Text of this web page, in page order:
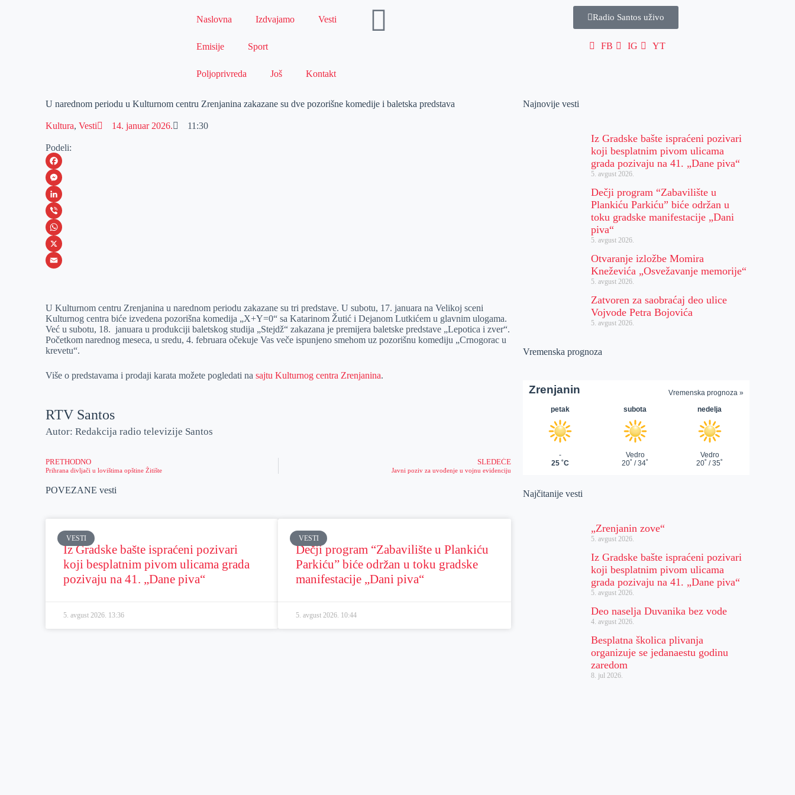
Naslovna Izdvajamo Vesti
Emisije Sport
Poljoprivreda Još Kontakt
Radio Santos uživo
FB IG YT
U narednom periodu u Kulturnom centru Zrenjanina zakazane su dve pozorišne komedije i baletska predstava
Kultura,Vesti 14. januar 2026. 11:30
Podeli:
F
a
c
e
b
o
M
e
s
s
e
e
r
L
i
n
k
I
n
V
i
b
W
h
s
A
p
X
a
i
l
U Kulturnom centru Zrenjanina u narednom periodu zakazane su tri predstave. U subotu, 17. januara na Velikoj sceni
Kulturnog centra biće izvedena pozorišna komedija „X+Y=0“ sa Katarinom Žutić i Dejanom Lutkićem u glavnim ulogama.
Već u subotu, 18. januara u produkciji baletskog studija „Stejdž“ zakazana je premijera baletske predstave „Lepotica i zver“.
Početkom narednog meseca, u sredu, 4. februara očekuje Vas veče ispunjeno smehom uz pozorišnu komediju „Crnogorac u
krevetu“.
Više o predstavama i prodaji karata možete pogledati nasajtu Kulturnog centra Zrenjanina.
RTV Santos
Autor: Redakcija radio televizije Santos
PRETHODNO
Prihrana divljači u lovištima opštine Žitište
SLEDEĆE
Javni poziv za uvođenje u vojnu evidenciju
POVEZANE vesti
VESTI
Iz Gradske bašte ispraćeni pozivari
koji besplatnim pivom ulicama grada
pozivaju na 41. „Dane piva“
5. avgust 2026. 13:36
VESTI
Dečji program “Zabavilište u Plankiću
Parkiću” biće održan u toku gradske
manifestacije „Dani piva“
5. avgust 2026. 10:44
Najnovije vesti
Iz Gradske bašte ispraćeni pozivari
koji besplatnim pivom ulicama
grada pozivaju na 41. „Dane piva“
5. avgust 2026.
Dečji program “Zabavilište u
Plankiću Parkiću” biće održan u
toku gradske manifestacije „Dani
piva“
5. avgust 2026.
Otvaranje izložbe Momira
Kneževića „Osvežavanje memorije“
5. avgust 2026.
Zatvoren za saobraćaj deo ulice
Vojvode Petra Bojovića
5. avgust 2026.
Vremenska prognoza
Najčitanije vesti
„Zrenjanin zove“
5. avgust 2026.
Iz Gradske bašte ispraćeni pozivari
koji besplatnim pivom ulicama
grada pozivaju na 41. „Dane piva“
5. avgust 2026.
Deo naselja Duvanika bez vode
4. avgust 2026.
Besplatna školica plivanja
organizuje se jedanaestu godinu
zaredom
8. jul 2026.